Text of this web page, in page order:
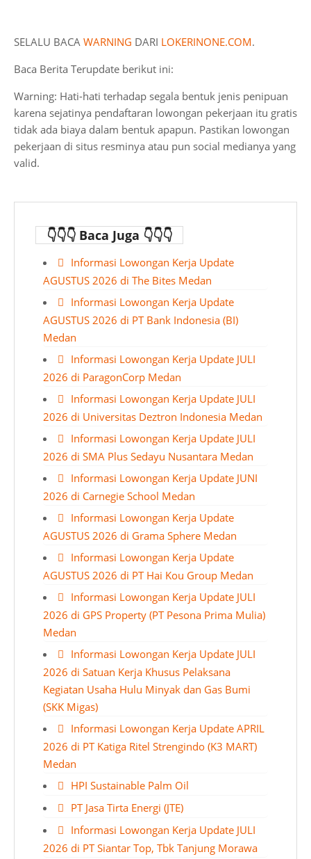
SELALU BACA WARNING DARI LOKERINONE.COM.
Baca Berita Terupdate berikut ini:
Warning: Hati-hati terhadap segala bentuk jenis penipuan
karena sejatinya pendaftaran lowongan pekerjaan itu gratis
tidak ada biaya dalam bentuk apapun. Pastikan lowongan
pekerjaan di situs resminya atau pun social medianya yang
valid.
👇👇👇 Baca Juga 👇👇👇
Informasi Lowongan Kerja Update
AGUSTUS 2026 di The Bites Medan
Informasi Lowongan Kerja Update
AGUSTUS 2026 di PT Bank Indonesia (BI)
Medan
Informasi Lowongan Kerja Update JULI
2026 di ParagonCorp Medan
Informasi Lowongan Kerja Update JULI
2026 di Universitas Deztron Indonesia Medan
Informasi Lowongan Kerja Update JULI
2026 di SMA Plus Sedayu Nusantara Medan
Informasi Lowongan Kerja Update JUNI
2026 di Carnegie School Medan
Informasi Lowongan Kerja Update
AGUSTUS 2026 di Grama Sphere Medan
Informasi Lowongan Kerja Update
AGUSTUS 2026 di PT Hai Kou Group Medan
Informasi Lowongan Kerja Update JULI
2026 di GPS Property (PT Pesona Prima Mulia)
Medan
Informasi Lowongan Kerja Update JULI
2026 di Satuan Kerja Khusus Pelaksana
Kegiatan Usaha Hulu Minyak dan Gas Bumi
(SKK Migas)
Informasi Lowongan Kerja Update APRIL
2026 di PT Katiga Ritel Strengindo (K3 MART)
Medan
HPI Sustainable Palm Oil
PT Jasa Tirta Energi (JTE)
Informasi Lowongan Kerja Update JULI
2026 di PT Siantar Top, Tbk Tanjung Morawa